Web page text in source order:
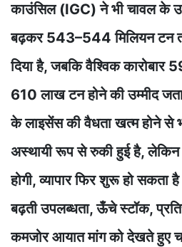
काउंसिल (IGC) ने भी चावल के
बढ़कर 543–544 मिलियन टन
दिया है, जबकि वैश्विक
610 लाख टन होने की उम्मीद
के लाइसेंस की वैधता खत्म होने से
अस्थायी रूप से रुकी हुई है, लेकिन
होगी, व्यापार फिर शुरू हो सकता
बढ़ती उपलब्धता, ऊँचे स्टॉक,
कमजोर आयात मांग को देखते हुए